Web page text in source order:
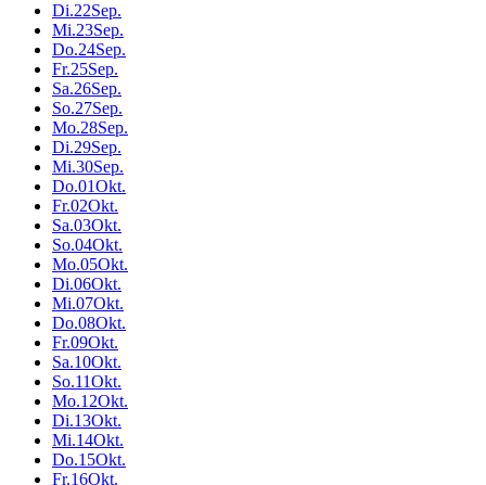
Di.22Sep.
Mi.23Sep.
Do.24Sep.
Fr.25Sep.
Sa.26Sep.
So.27Sep.
Mo.28Sep.
Di.29Sep.
Mi.30Sep.
Do.01Okt.
Fr.02Okt.
Sa.03Okt.
So.04Okt.
Mo.05Okt.
Di.06Okt.
Mi.07Okt.
Do.08Okt.
Fr.09Okt.
Sa.10Okt.
So.11Okt.
Mo.12Okt.
Di.13Okt.
Mi.14Okt.
Do.15Okt.
Fr.16Okt.